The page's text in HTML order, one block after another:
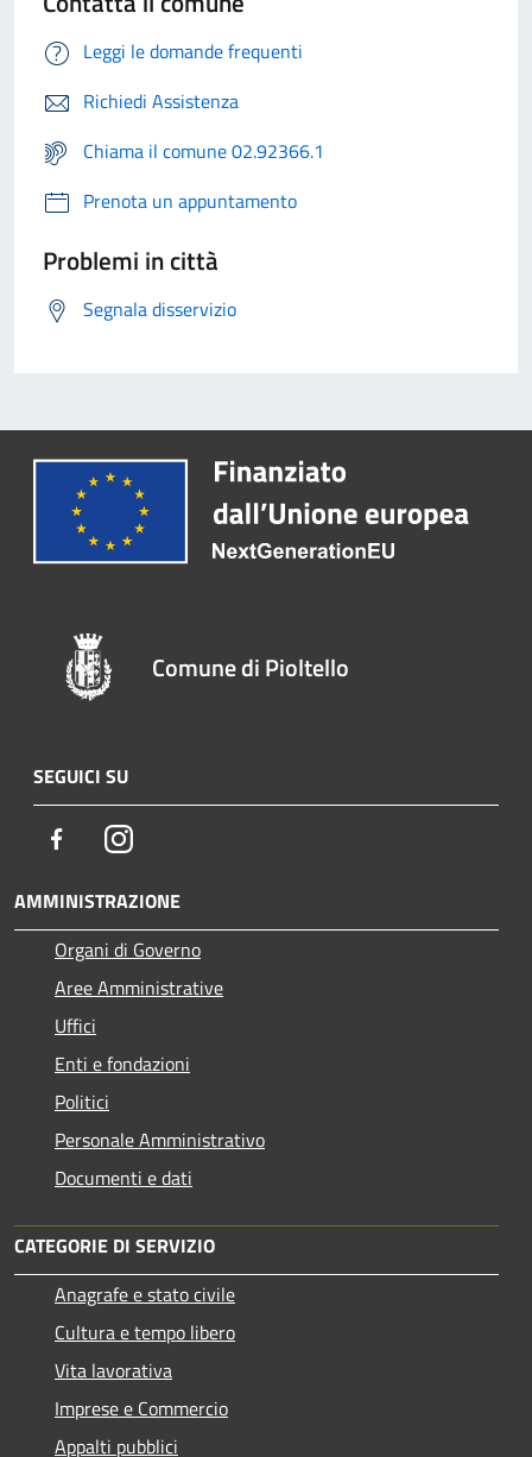
Leggi le domande frequenti
Richiedi Assistenza
Chiama il comune 02.92366.1
Prenota un appuntamento
Problemi in città
Segnala disservizio
Comune di Pioltello
SEGUICI SU
FacebookInstagram
AMMINISTRAZIONE
Organi di Governo
Aree Amministrative
Uffici
Enti e fondazioni
Politici
Personale Amministrativo
Documenti e dati
CATEGORIE DI SERVIZIO
Anagrafe e stato civile
Cultura e tempo libero
Vita lavorativa
Imprese e Commercio
Appalti pubblici